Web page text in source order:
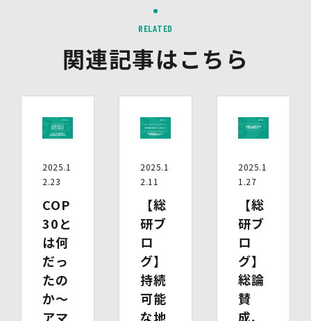
当社のウェブサイトへの訪問・行動履歴情報に基づいて広
配信事業者が保有する個人情報について、本人が特定され
ないデータに不可逆変換した上で第三者配信事業者におい
て照合を行い、その結果に基づいて広告を配信することが
10.保有個人データの開示等
当社の保有個人データについて、利用目的の通知・開示・
といいます。）をご希望の場合は、本人又はその代理人か
らのお申し出であることを確認した上で対応いたします。
もし、ご希望の全部又は一部に応じられない場合はその理
また、当該お申し出によって取得した個人情報は、お申し
出に関する連絡・事務手続に必要な範囲でのみ利用しま
す。
(1)開示等の求めのお申し出先
当社は、開示等の依頼を受け、当該依頼が個人情報保護法
に定める要件を満たす場合には、当社の定める手続に従っ
RELATED
関連記事はこちら
2025.1
2.23
COP
30と
は何
だっ
たの
か～
アマ
2025.1
2.11
【総
研ブ
ロ
グ】
持続
可能
な地
2025.1
1.27
【総
研ブ
ロ
グ】
総論
賛
成、